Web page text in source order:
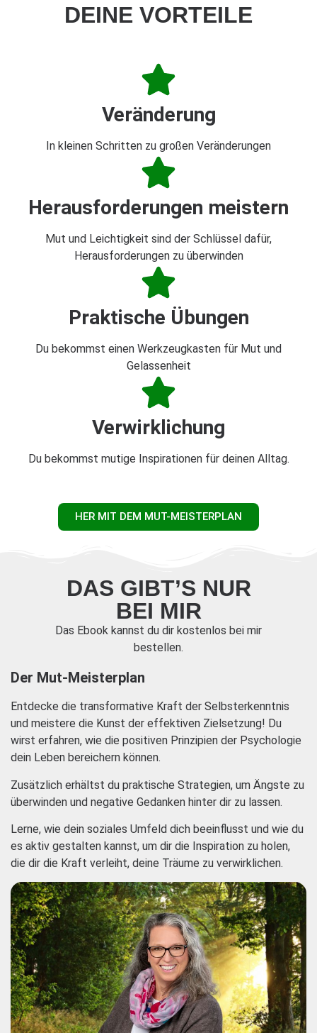
DEINE VORTEILE
Veränderung
In kleinen Schritten zu großen Veränderungen
Herausforderungen meistern
Mut und Leichtigkeit sind der Schlüssel dafür,
Herausforderungen zu überwinden
Praktische Übungen
Du bekommst einen Werkzeugkasten für Mut und
Gelassenheit
Verwirklichung
Du bekommst mutige Inspirationen für deinen Alltag.
HER MIT DEM MUT-MEISTERPLAN
DAS GIBT’S NUR
BEI MIR
Das Ebook kannst du dir kostenlos bei mir
bestellen.
Der Mut-Meisterplan
Entdecke die transformative Kraft der Selbsterkenntnis
und meistere die Kunst der effektiven Zielsetzung! Du
wirst erfahren, wie die positiven Prinzipien der Psychologie
dein Leben bereichern können.
Zusätzlich erhältst du praktische Strategien, um Ängste zu
überwinden und negative Gedanken hinter dir zu lassen.
Lerne, wie dein soziales Umfeld dich beeinflusst und wie du
es aktiv gestalten kannst, um dir die Inspiration zu holen,
die dir die Kraft verleiht, deine Träume zu verwirklichen.